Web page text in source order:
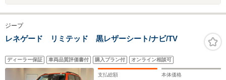
ジープ
レネゲード リミテッド 黒レザーシート/ナビ/TV
ディーラー保証 車両品質評価書付 購入プラン付 オンライン相談可
支払総額 本体価格